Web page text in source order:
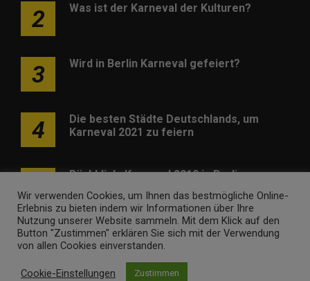
2 Was ist der Karneval der Kulturen?
3 Wird in Berlin Karneval gefeiert?
4
Die besten Städte Deutschlands, um
Karneval 2021 zu feiern
Rückblick: Karneval 2019 in Berlin
Wir verwenden Cookies, um Ihnen das bestmögliche Online-
Erlebnis zu bieten indem wir Informationen über Ihre
Nutzung unserer Website sammeln. Mit dem Klick auf den
Button "Zustimmen" erklären Sie sich mit der Verwendung
von allen Cookies einverstanden.
Cookie-Einstellungen Zustimmen